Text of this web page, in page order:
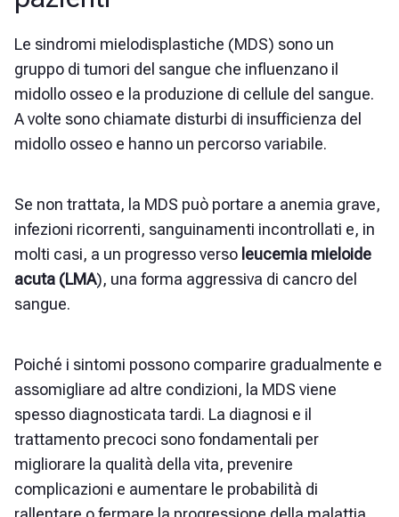
Le sindromi mielodisplastiche (MDS) sono un
gruppo di tumori del sangue che influenzano il
midollo osseo e la produzione di cellule del sangue.
A volte sono chiamate disturbi di insufficienza del
midollo osseo e hanno un percorso variabile.
Se non trattata, la MDS può portare a anemia grave,
infezioni ricorrenti, sanguinamenti incontrollati e, in
molti casi, a un progresso verso leucemia mieloide
acuta (LMA), una forma aggressiva di cancro del
sangue.
Poiché i sintomi possono comparire gradualmente e
assomigliare ad altre condizioni, la MDS viene
spesso diagnosticata tardi. La diagnosi e il
trattamento precoci sono fondamentali per
migliorare la qualità della vita, prevenire
complicazioni e aumentare le probabilità di